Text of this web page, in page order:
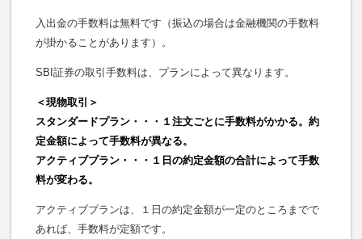
入出金の手数料は無料です（振込の場合は金融機関の手数料
が掛かることがあります）。
SBI証券の取引手数料は、プランによって異なります。
＜現物取引＞
スタンダードプラン・・・１注文ごとに手数料がかかる。約
定金額によって手数料が異なる。
アクティブプラン・・・１日の約定金額の合計によって手数
料が変わる。
アクティブプランは、１日の約定金額が一定のところまでで
あれば、手数料が定額です。